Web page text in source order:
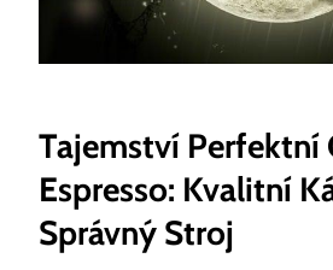
Tajemství Perfektní
Espresso: Kvalitní
Správný Stroj